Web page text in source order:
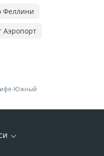
Феллини
Аэропорт
Южный